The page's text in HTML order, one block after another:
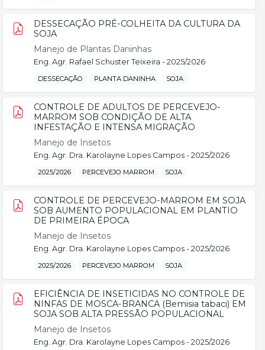
DESSECAÇÃO PRÉ-COLHEITA DA CULTURA DA
SOJA
Manejo de Plantas Daninhas
Eng. Agr. Rafael Schuster Teixeira - 2025/2026
DESSECAÇÃO PLANTA DANINHA SOJA
CONTROLE DE ADULTOS DE PERCEVEJO-
MARROM SOB CONDIÇÃO DE ALTA
INFESTAÇÃO E INTENSA MIGRAÇÃO
Manejo de Insetos
Eng. Agr. Dra. Karolayne Lopes Campos - 2025/2026
2025/2026 PERCEVEJO MARROM SOJA
CONTROLE DE PERCEVEJO-MARROM EM SOJA
SOB AUMENTO POPULACIONAL EM PLANTIO
DE PRIMEIRA ÉPOCA
Manejo de Insetos
Eng. Agr. Dra. Karolayne Lopes Campos - 2025/2026
2025/2026 PERCEVEJO MARROM SOJA
EFICIÊNCIA DE INSETICIDAS NO CONTROLE DE
NINFAS DE MOSCA-BRANCA (Bemisia tabaci) EM
SOJA SOB ALTA PRESSÃO POPULACIONAL
Manejo de Insetos
Eng. Agr. Dra. Karolayne Lopes Campos - 2025/2026